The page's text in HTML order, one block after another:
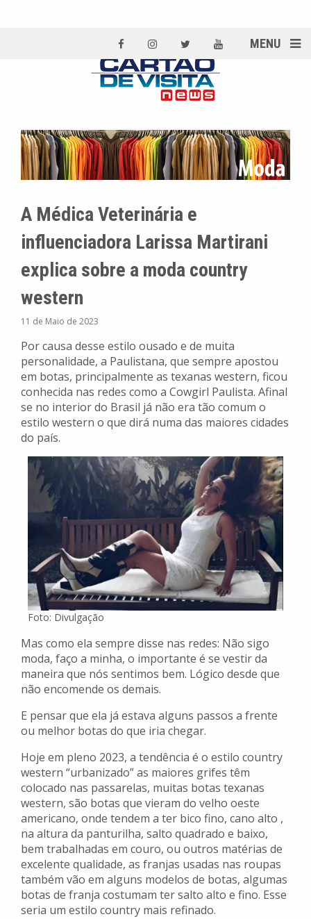
MENU
A Médica Veterinária e
influenciadora Larissa Martirani
explica sobre a moda country
western
11 de Maio de 2023
Por causa desse estilo ousado e de muita
personalidade, a Paulistana, que sempre apostou
em botas, principalmente as texanas western, ficou
conhecida nas redes como a Cowgirl Paulista. Afinal
se no interior do Brasil já não era tão comum o
estilo western o que dirá numa das maiores cidades
do país.
Foto: Divulgação
Mas como ela sempre disse nas redes: Não sigo
moda, faço a minha, o importante é se vestir da
maneira que nós sentimos bem. Lógico desde que
não encomende os demais.
E pensar que ela já estava alguns passos a frente
ou melhor botas do que iria chegar.
Hoje em pleno 2023, a tendência é o estilo country
western “urbanizado” as maiores grifes têm
colocado nas passarelas, muitas botas texanas
western, são botas que vieram do velho oeste
americano, onde tendem a ter bico fino, cano alto ,
na altura da panturilha, salto quadrado e baixo,
bem trabalhadas em couro, ou outros matérias de
excelente qualidade, as franjas usadas nas roupas
também vão em alguns modelos de botas, algumas
botas de franja costumam ter salto alto e fino. Esse
seria um estilo country mais refinado.